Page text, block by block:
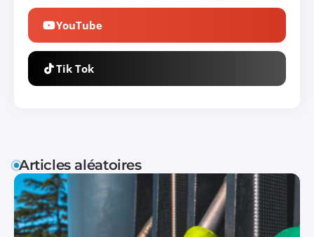
YouTube
Tik Tok
Articles aléatoires